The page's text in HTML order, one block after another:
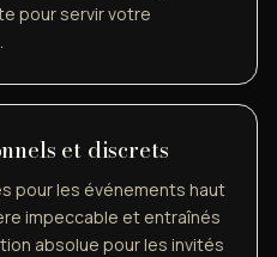
pour servir votre
et discrets
pour les événements haut
impeccable et entraînés
absolue pour les invités